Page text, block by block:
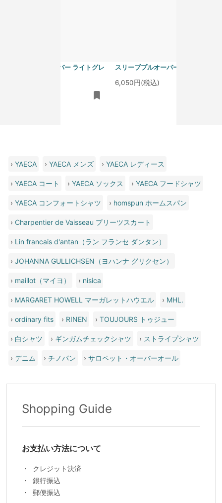
スリーブプルオーバー ライトグレ
スリーブプルオーバー サラシ
6,050円(税込)
›YAECA ›YAECA メンズ ›YAECA レディース
›YAECA コート ›YAECA ソックス ›YAECA フードシャツ
›YAECA コンフォートシャツ › homspun ホームスパン
› Charpentier de Vaisseau プリーツスカート
› Lin francais d'antan（ラン フランセ ダンタン）
›JOHANNA GULLICHSEN（ヨハンナ グリクセン）
› maillot（マイヨ） › nisica
› MARGARET HOWELL マーガレットハウエル › MHL.
›ordinary fits › RINEN ›TOUJOURS トゥジュー
› 白シャツ › ギンガムチェックシャツ › ストライプシャツ
›デニム ›チノパン ›サロペット・オーバーオール
Shopping Guide
お支払い方法について
クレジット決済
銀行振込
郵便振込